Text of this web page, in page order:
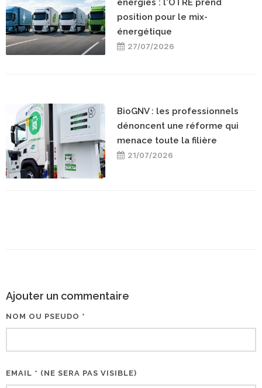
énergies : l'OTRE prend
position pour le mix-
énergétique
27/07/2026
BioGNV : les professionnels
dénoncent une réforme qui
menace toute la filière
21/07/2026
Ajouter un commentaire
NOM OU PSEUDO *
EMAIL * (NE SERA PAS VISIBLE)